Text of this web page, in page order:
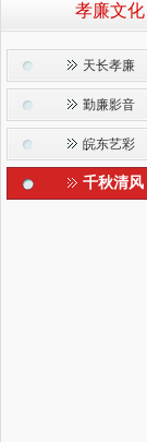
孝廉文化
天长孝廉
勤廉影音
皖东艺彩
千秋清风